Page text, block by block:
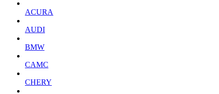
ACURA
AUDI
BMW
CAMC
CHERY